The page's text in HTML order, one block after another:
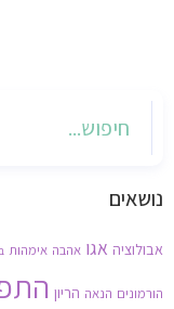
נושאים
אבולוציה אגו אהבה אימהות
הורמונים הנאה הריון